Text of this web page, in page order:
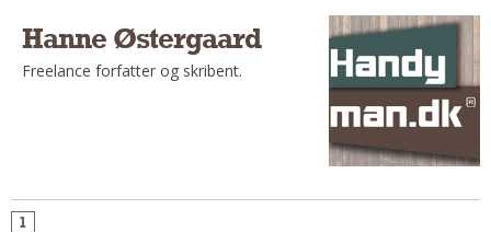
Udskiftning Og Montage
Om Materialer
Hanne Østergaard
Freelance forfatter og skribent.
1